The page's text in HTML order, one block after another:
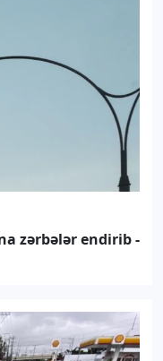
zərbələr endirib -